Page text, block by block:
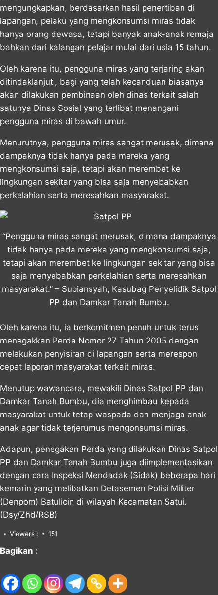
mengungkapkan, berdasarkan hasil penertiban di
lapangan, pelaku yang mengkonsumsi miras tidak
hanya orang dewasa, tetapi banyak anak-anak remaja
bahkan dari kalangan pelajar mulai dari usia 15 tahun.
Oleh karena itu, pengguna miras yang terjaring akan
ditindaklanjuti, bagi yang telah kecanduan biasanya
akan dilakukan pembinaan oleh dinas terkait salah
satunya Dinas Sosial yang terlibat menangani
pengguna miras di bawah umur.
Menurutnya, pengguna miras sangat merusak, dimana
dampaknya tidak hanya pada mereka yang
mengkonsumsi saja, tetapi akan merembet ke
lingkungan sekitar yang bisa saja menyebabkan
perkelahian serta meresahkan masyarakat.
“Pengguna miras sangat merusak, dimana dampaknya
tidak hanya pada mereka yang mengkonsumsi saja,
tetapi akan merembet ke lingkungan sekitar yang bisa
saja menyebabkan perkelahian serta meresahkan
masyarakat.” – Supiansyah, Kasubag Penyelidik Satpol
PP dan Damkar Tanah Bumbu.
Oleh karena itu, ia berkomitmen penuh untuk terus
menegakkan Perda Nomor 27 Tahun 2005 dengan
melakukan penyisiran di lapangan serta merespon
cepat laporan masyarakat terkait miras.
Menutup wawancara, mewakili Dinas Satpol PP dan
Damkar Tanah Bumbu, dia menghimbau kepada
masyarakat untuk tetap waspada dan menjaga anak-
anak agar tidak terjerumus mengonsumsi miras.
Adapun, penegakan Perda yang dilakukan Dinas Satpol
PP dan Damkar Tanah Bumbu juga diimplementasikan
dengan cara Inspeksi Mendadak (Sidak) beberapa hari
kemarin yang melibatkan Detasemen Polisi Militer
(Denpom) Batulicin di wilayah Kecamatan Satui.
(Dsy/Zhd/RSB)
Viewers : 151
Bagikan :